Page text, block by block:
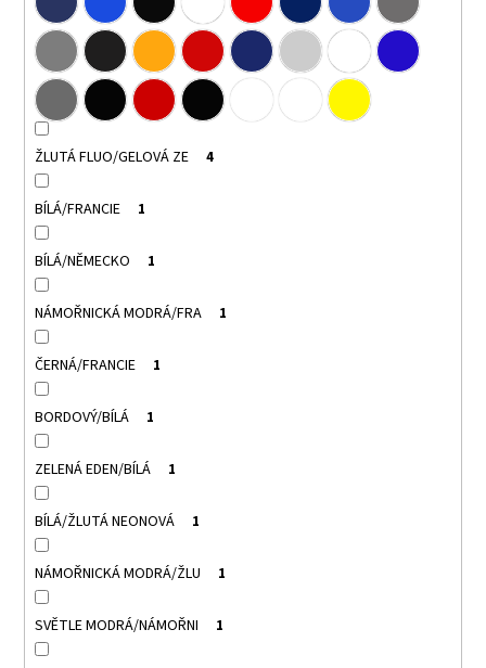
ŽLUTÁ FLUO/GELOVÁ ZE 4
BÍLÁ/FRANCIE 1
BÍLÁ/NĚMECKO 1
NÁMOŘNICKÁ MODRÁ/FRA 1
ČERNÁ/FRANCIE 1
BORDOVÝ/BÍLÁ 1
ZELENÁ EDEN/BÍLÁ 1
BÍLÁ/ŽLUTÁ NEONOVÁ 1
NÁMOŘNICKÁ MODRÁ/ŽLU 1
SVĚTLE MODRÁ/NÁMOŘNI 1